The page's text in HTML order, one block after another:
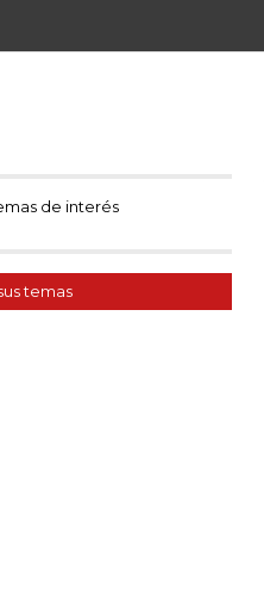
de interés
temas